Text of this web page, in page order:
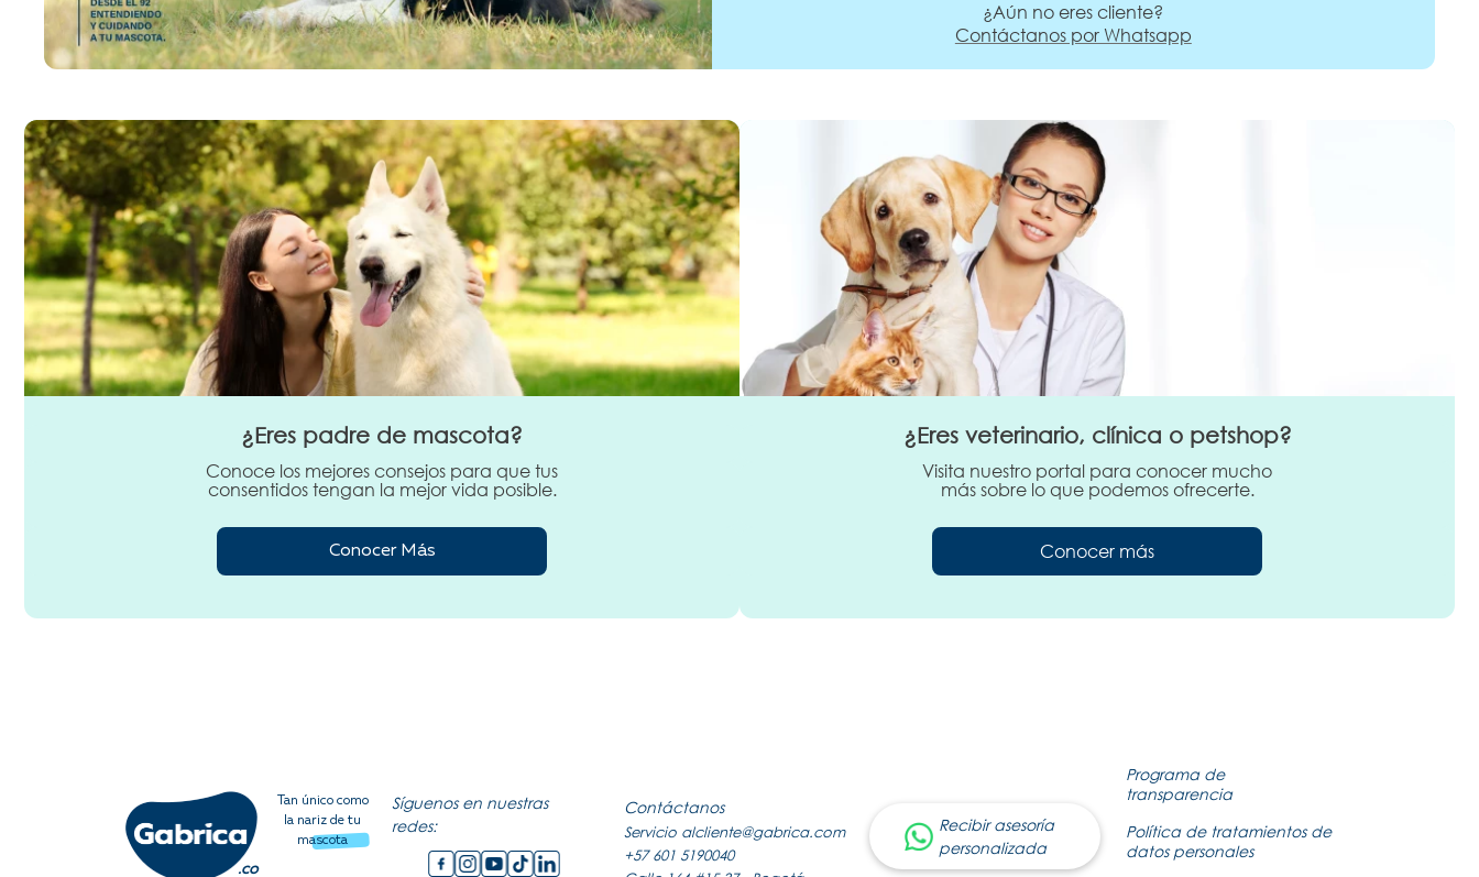
¿Aún no eres cliente?
Contáctanos por Whatsapp
¿Eres padre de mascota?
Conoce los mejores consejos para que tus
consentidos tengan la mejor vida posible.
Conocer Más
¿Eres veterinario, clínica o petshop?
Visita nuestro portal para conocer mucho
más sobre lo que podemos ofrecerte.
Conocer más
.co
Tan único como
la nariz de tu
mascota
Síguenos en nuestras
redes:
Contáctanos
Servicio alcliente@gabrica.com
+57 601 5190040
Recibir asesoría
personalizada
Programa de
transparencia
Política de tratamientos de
datos personales